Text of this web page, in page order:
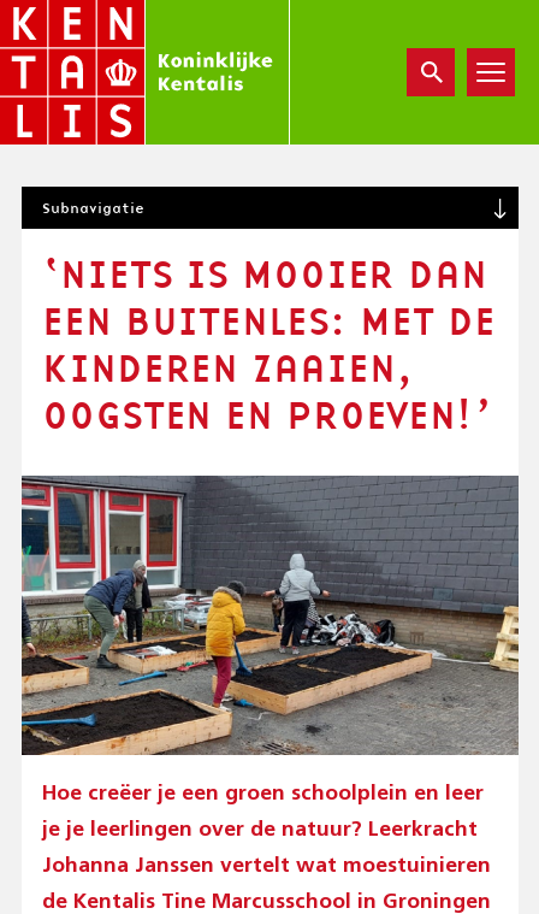
Overslaan
en
de
inhoud
U
O
N
Subnavigatie
‘NIETS IS MOOIER DAN
EEN BUITENLES: MET DE
KINDEREN ZAAIEN,
OOGSTEN EN PROEVEN!’
Hoe creëer je een groen schoolplein en leer
je je leerlingen over de natuur? Leerkracht
Johanna Janssen vertelt wat moestuinieren
de Kentalis Tine Marcusschool in Groningen